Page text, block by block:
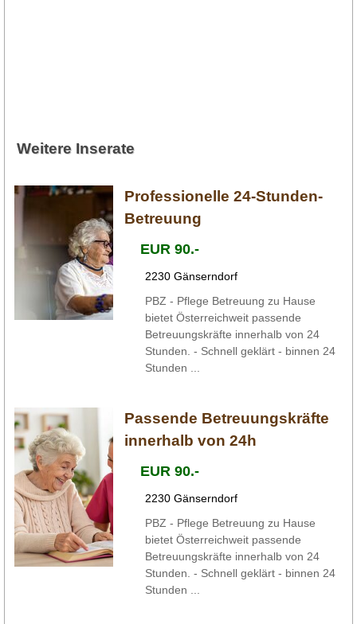
Weitere Inserate
Professionelle 24-Stunden-
Betreuung
EUR 90.-
2230 Gänserndorf
PBZ - Pflege Betreuung zu Hause
bietet Österreichweit passende
Betreuungskräfte innerhalb von 24
Stunden. - Schnell geklärt - binnen 24
Stunden ...
Passende Betreuungskräfte
innerhalb von 24h
EUR 90.-
2230 Gänserndorf
PBZ - Pflege Betreuung zu Hause
bietet Österreichweit passende
Betreuungskräfte innerhalb von 24
Stunden. - Schnell geklärt - binnen 24
Stunden ...